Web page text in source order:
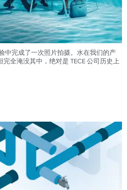
中完成了一次照片拍摄。水在我们的产
全淹没其中，绝对是 TECE 公司历史上